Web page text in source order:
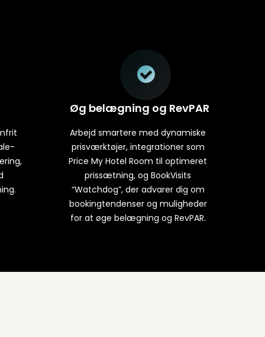
Øg belægning og RevPAR
Arbejd smartere med dynamiske
prisværktøjer, integrationer som
Price My Hotel Room til optimeret
prissætning, og BookVisits
“Watchdog”, der advarer dig om
bookingtendenser og muligheder
for at øge belægning og RevPAR.